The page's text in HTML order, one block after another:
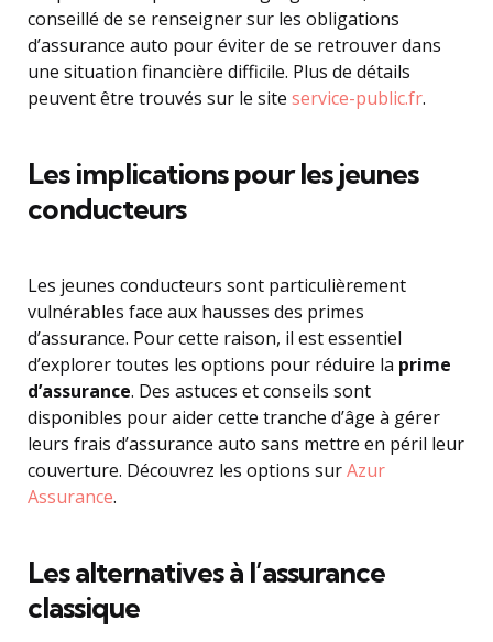
conseillé de se renseigner sur les obligations
d’assurance auto pour éviter de se retrouver dans
une situation financière difficile. Plus de détails
peuvent être trouvés sur le site service-public.fr.
Les implications pour les jeunes
conducteurs
Les jeunes conducteurs sont particulièrement
vulnérables face aux hausses des primes
d’assurance. Pour cette raison, il est essentiel
d’explorer toutes les options pour réduire la prime
d’assurance. Des astuces et conseils sont
disponibles pour aider cette tranche d’âge à gérer
leurs frais d’assurance auto sans mettre en péril leur
couverture. Découvrez les options surAzur
Assurance.
Les alternatives à l’assurance
classique